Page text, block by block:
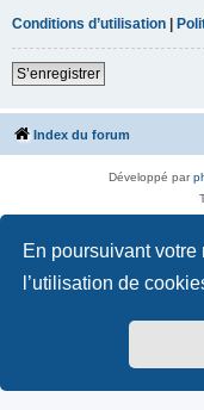
En poursuivant
l’utilisation de
Conditions d’utilisation |
S’enregistrer
Index du forum
Développé par